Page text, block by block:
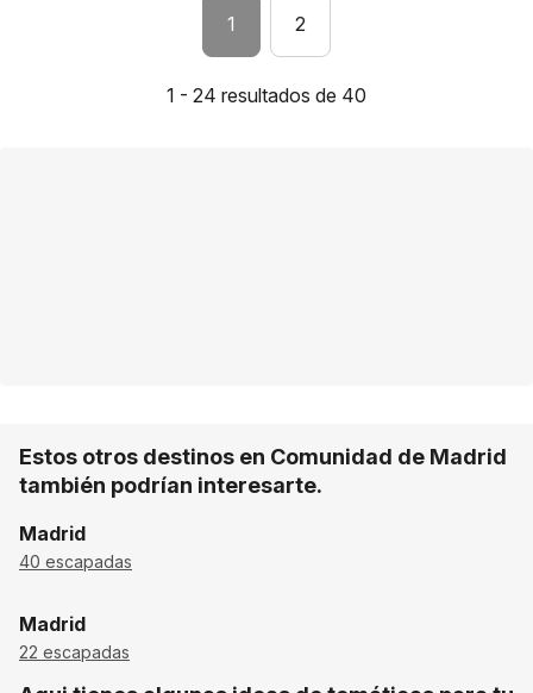
1 2
1 - 24 resultados de 40
Estos otros destinos en Comunidad de Madrid
también podrían interesarte.
Madrid
40 escapadas
Madrid
22 escapadas